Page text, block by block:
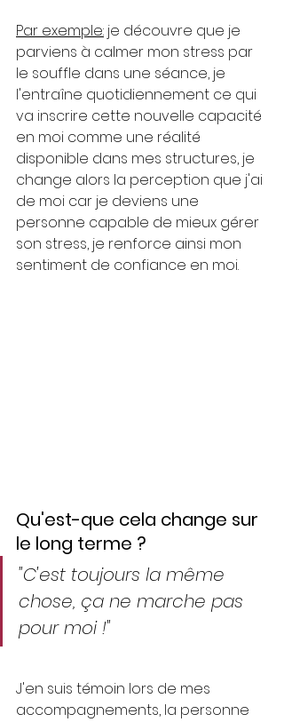
Par exemple: je découvre que je
parviens à calmer mon stress par
le souffle dans une séance, je
l'entraîne quotidiennement ce qui
va inscrire cette nouvelle capacité
en moi comme une réalité
disponible dans mes structures, je
change alors la perception que j'ai
de moi car je deviens une
personne capable de mieux gérer
son stress, je renforce ainsi mon
sentiment de confiance en moi.
Qu'est-que cela change sur
le long terme ?
"C'est toujours la même
chose, ça ne marche pas
pour moi !"
J'en suis témoin lors de mes
accompagnements, la personne